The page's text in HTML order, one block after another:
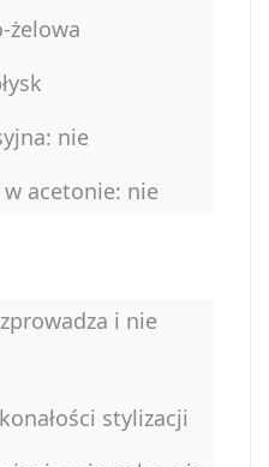
żelowa
nie
w acetonie: nie
i nie
stylizacji